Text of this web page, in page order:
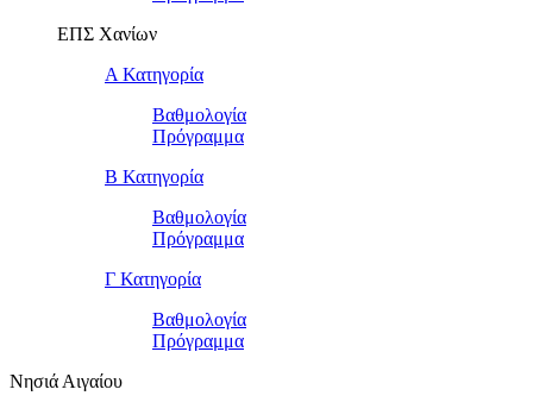
ΕΠΣ Χανίων
Α Κατηγορία
Βαθμολογία
Πρόγραμμα
Β Κατηγορία
Βαθμολογία
Πρόγραμμα
Γ Κατηγορία
Βαθμολογία
Πρόγραμμα
Νησιά Αιγαίου